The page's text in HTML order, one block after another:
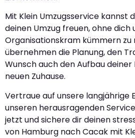
Mit Klein Umzugsservice kannst
deinen Umzug freuen, ohne dich
Organisationskram kümmern zu
übernehmen die Planung, den
Wunsch auch den Aufbau
neuen Zuhause.
Vertraue auf unsere langjährige
unseren herausragenden
jetzt und sichere dir deinen
von Hamburg nach Cacak mit